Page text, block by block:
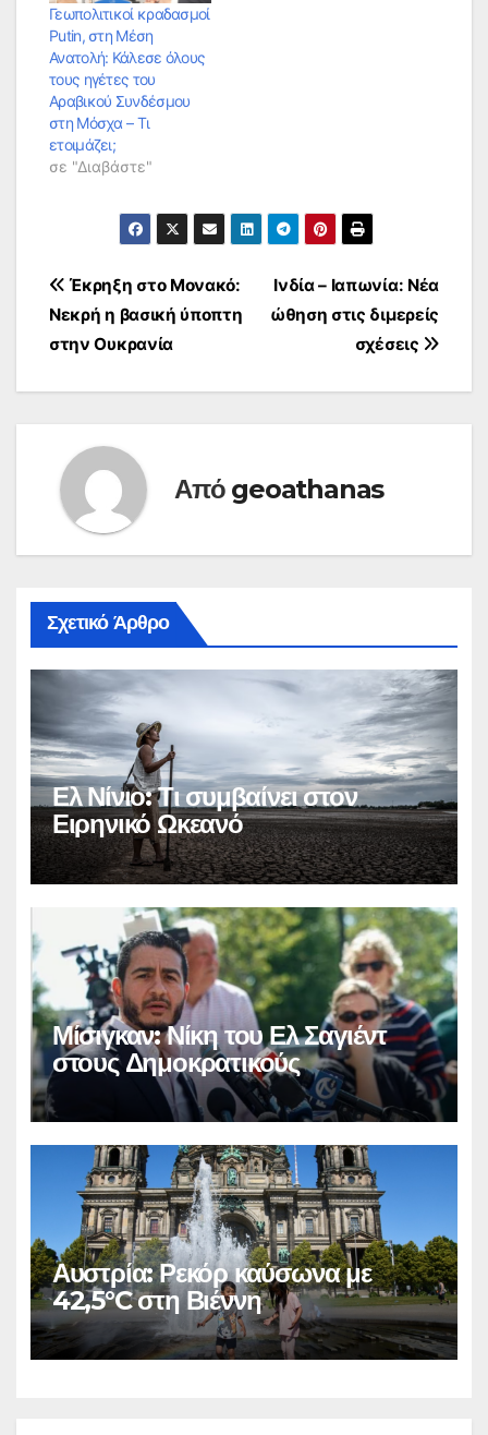
Γεωπολιτικοί κραδασμοί
Putin, στη Μέση
Ανατολή: Κάλεσε όλους
τους ηγέτες του
Αραβικού Συνδέσμου
στη Μόσχα – Τι
ετοιμάζει;
σε "Διαβάστε"
Πλοήγηση
άρθρων
Ινδία – Ιαπωνία: Νέα
ώθηση στις διμερείς
σχέσεις
Έκρηξη στο Μονακό:
Νεκρή η βασική ύποπτη
στην Ουκρανία
Από geoathanas
Σχετικό Άρθρο
Ελ Νίνιο: Τι συμβαίνει στον
Ειρηνικό Ωκεανό
Μίσιγκαν: Νίκη του Ελ Σαγιέντ
στους Δημοκρατικούς
Αυστρία: Ρεκόρ καύσωνα με
42,5°C στη Βιέννη